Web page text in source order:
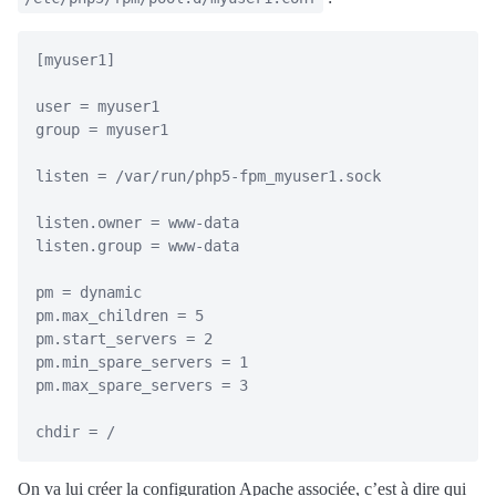
[myuser1]
user = myuser1
group = myuser1
listen = /var/run/php5-fpm_myuser1.sock
listen.owner = www-data
listen.group = www-data
pm = dynamic
pm.max_children = 5
pm.start_servers = 2
pm.min_spare_servers = 1
pm.max_spare_servers = 3
On va lui créer la configuration Apache associée, c’est à dire qui